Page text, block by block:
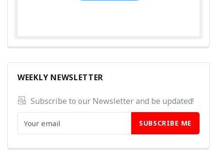
WEEKLY NEWSLETTER
Subscribe to our Newsletter and be updated!